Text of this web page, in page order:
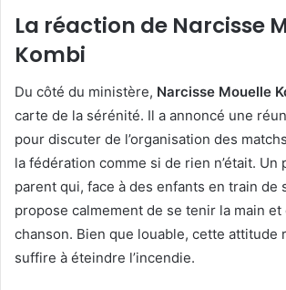
La réaction de Narcisse
Kombi
Du côté du ministère, Narcisse Mouelle
carte de la sérénité. Il a annoncé une
pour discuter de l’organisation des
la fédération comme si de rien n’était. Un
parent qui, face à des enfants en train de
propose calmement de se tenir la main
chanson. Bien que louable, cette attitude
suffire à éteindre l’incendie.